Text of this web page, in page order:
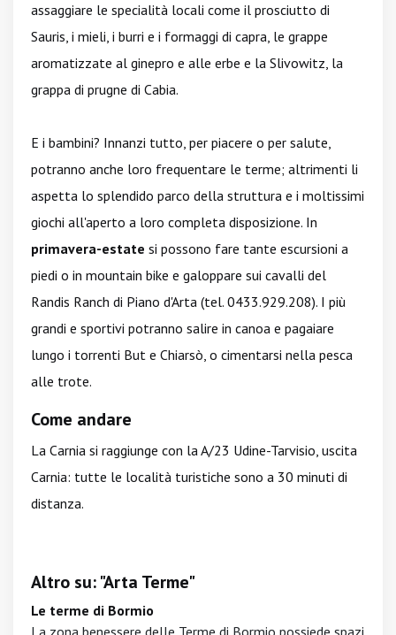
assaggiare le specialità locali come il prosciutto di
Sauris, i mieli, i burri e i formaggi di capra, le grappe
aromatizzate al ginepro e alle erbe e la Slivowitz, la
grappa di prugne di Cabia.
E i bambini? Innanzi tutto, per piacere o per salute,
potranno anche loro frequentare le terme; altrimenti li
aspetta lo splendido parco della struttura e i moltissimi
giochi all'aperto a loro completa disposizione. In
primavera-estate si possono fare tante escursioni a
piedi o in mountain bike e galoppare sui cavalli del
Randis Ranch di Piano d'Arta (tel. 0433.929.208). I più
grandi e sportivi potranno salire in canoa e pagaiare
lungo i torrenti But e Chiarsò, o cimentarsi nella pesca
alle trote.
Come andare
La Carnia si raggiunge con la A/23 Udine-Tarvisio, uscita
Carnia: tutte le località turistiche sono a 30 minuti di
distanza.
Altro su: "Arta Terme"
Le terme di Bormio
La zona benessere delle Terme di Bormio possiede spazi